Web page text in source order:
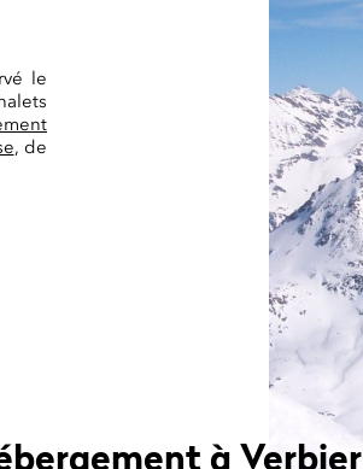
le
, de
à Verbier